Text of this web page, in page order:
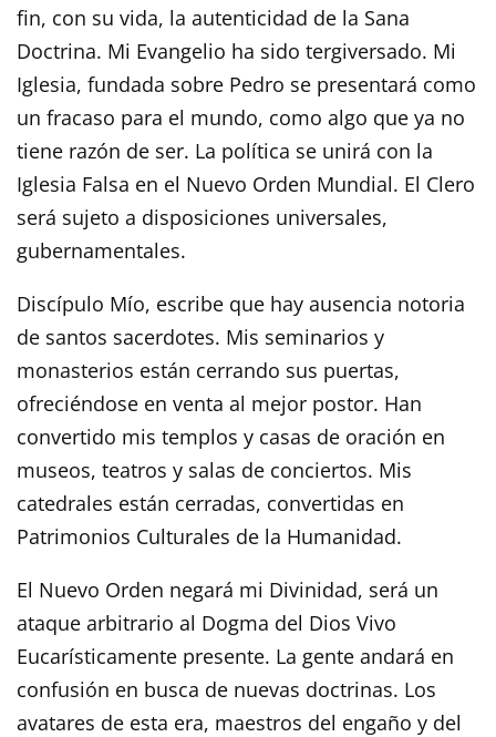
fin, con su vida, la autenticidad de la Sana
Doctrina. Mi Evangelio ha sido tergiversado. Mi
Iglesia, fundada sobre Pedro se presentará como
un fracaso para el mundo, como algo que ya no
tiene razón de ser. La política se unirá con la
Iglesia Falsa en el Nuevo Orden Mundial. El Clero
será sujeto a disposiciones universales,
gubernamentales.
Discípulo Mío, escribe que hay ausencia notoria
de santos sacerdotes. Mis seminarios y
monasterios están cerrando sus puertas,
ofreciéndose en venta al mejor postor. Han
convertido mis templos y casas de oración en
museos, teatros y salas de conciertos. Mis
catedrales están cerradas, convertidas en
Patrimonios Culturales de la Humanidad.
El Nuevo Orden negará mi Divinidad, será un
ataque arbitrario al Dogma del Dios Vivo
Eucarísticamente presente. La gente andará en
confusión en busca de nuevas doctrinas. Los
avatares de esta era, maestros del engaño y del